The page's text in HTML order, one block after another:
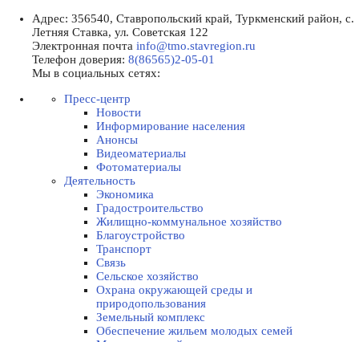
Адрес: 356540, Ставропольский край, Туркменский район, с.
Летняя Ставка, ул. Советская 122
Электронная почта info@tmo.stavregion.ru
Телефон доверия: 8(86565)2-05-01
Мы в социальных сетях:
Пресс-центр
Новости
Информирование населения
Анонсы
Видеоматериалы
Фотоматериалы
Деятельность
Экономика
Градостроительство
Жилищно-коммунальное хозяйство
Благоустройство
Транспорт
Связь
Сельское хозяйство
Охрана окружающей среды и
природопользования
Земельный комплекс
Обеспечение жильем молодых семей